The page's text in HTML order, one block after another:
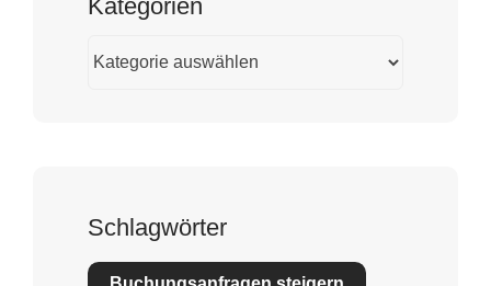
Kategorien
Kategorien
Schlagwörter